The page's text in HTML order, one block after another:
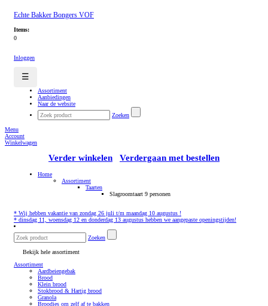
Echte Bakker Bongers VOF
Items:
0
Inloggen
☰
Assortiment
Aanbiedingen
Naar de website
Zoeken
Menu
Account
Winkelwagen
Verder winkelen Verdergaan met bestellen
Home
Assortiment
Taarten
Slagroomtaart 9 personen
* Wij hebben vakantie van zondag 26 juli t/m maandag 10 augustus !
* dinsdag 11, woensdag 12 en donderdag 13 augustus hebben we aangepaste openingstijden!
Zoeken
Bekijk hele assortiment
Assortiment
Aardbeiengebak
Brood
Klein brood
Stokbrood & Hartig brood
Granola
Broodjes om zelf af te bakken